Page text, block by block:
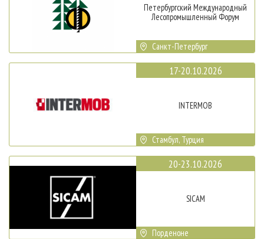
Петербургский Международный
Лесопромышленный Форум
Санкт-Петербург
17-20.10.2026
INTERMOB
Стамбул, Турция
20-23.10.2026
SICAM
Порденоне